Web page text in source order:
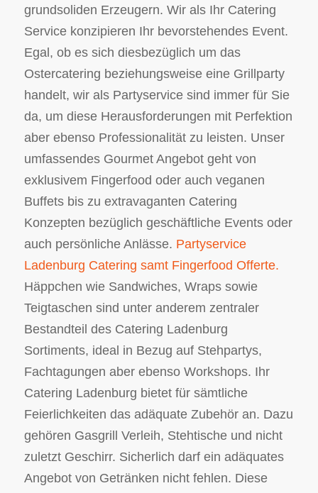
grundsoliden Erzeugern. Wir als Ihr Catering
Service konzipieren Ihr bevorstehendes Event.
Egal, ob es sich diesbezüglich um das
Ostercatering beziehungsweise eine Grillparty
handelt, wir als Partyservice sind immer für Sie
da, um diese Herausforderungen mit Perfektion
aber ebenso Professionalität zu leisten. Unser
umfassendes Gourmet Angebot geht von
exklusivem Fingerfood oder auch veganen
Buffets bis zu extravaganten Catering
Konzepten bezüglich geschäftliche Events oder
auch persönliche Anlässe. Partyservice
Ladenburg Catering samt Fingerfood Offerte.
Häppchen wie Sandwiches, Wraps sowie
Teigtaschen sind unter anderem zentraler
Bestandteil des Catering Ladenburg
Sortiments, ideal in Bezug auf Stehpartys,
Fachtagungen aber ebenso Workshops. Ihr
Catering Ladenburg bietet für sämtliche
Feierlichkeiten das adäquate Zubehör an. Dazu
gehören Gasgrill Verleih, Stehtische und nicht
zuletzt Geschirr. Sicherlich darf ein adäquates
Angebot von Getränken nicht fehlen. Diese